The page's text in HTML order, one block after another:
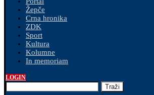
Žepče
Crna hronika
ZDK
Sport
Kultura
Kolumne
In memoriam
LOGIN
Traži